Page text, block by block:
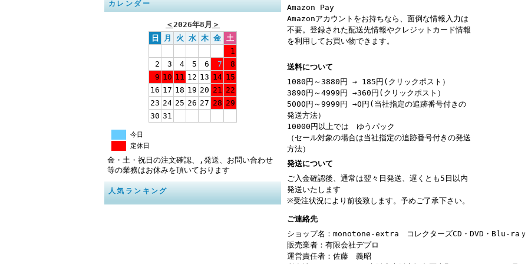
カレンダー
＜2026年8月 ＞
日
月 火 水 木 金 土
1
2
3 4 5 6 7
8
9 10 11 12 13 14 15
16 17 18 19 20 21 22
23 24 25 26 27 28 29
30 31
今日
定休日
金・土・祝日の注文確認、,発送、お問い合わせ
等の業務はお休みを頂いております
人気ランキング
Amazon Pay
Amazonアカウントをお持ちなら、面倒な情報入力は
不要。登録された配送先情報やクレジットカード情報
を利用してお買い物できます。
送料について
1080円～3880円 → 185円(クリックポスト）
3890円～4999円 →360円(クリックポスト）
5000円～9999円 →0円(当社指定の追跡番号付きの
発送方法）
10000円以上では ゆうパック
（セール対象の場合は当社指定の追跡番号付きの発送
方法）
発送について
ご入金確認後、通常は翌々日発送、遅くとも5日以内
発送いたします
※受注状況により前後致します。予めご了承下さい。
ご連絡先
ショップ名：monotone-extra コレクターズCD・DVD・Blu-raｙ
販売業者：有限会社デプロ
運営責任者：佐藤 義昭